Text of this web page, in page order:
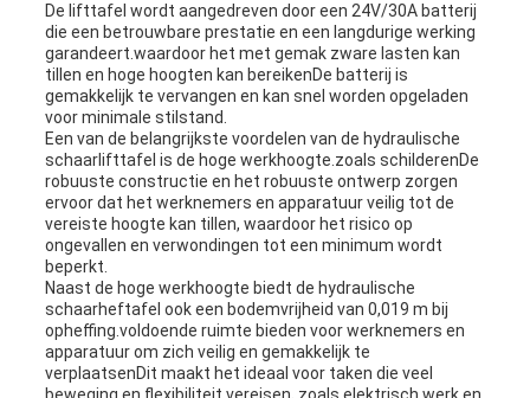
De lifttafel wordt aangedreven door een 24V/30A batterij
die een betrouwbare prestatie en een langdurige werking
garandeert.waardoor het met gemak zware lasten kan
tillen en hoge hoogten kan bereikenDe batterij is
gemakkelijk te vervangen en kan snel worden opgeladen
voor minimale stilstand.
Een van de belangrijkste voordelen van de hydraulische
schaarlifttafel is de hoge werkhoogte.zoals schilderenDe
robuuste constructie en het robuuste ontwerp zorgen
ervoor dat het werknemers en apparatuur veilig tot de
vereiste hoogte kan tillen, waardoor het risico op
ongevallen en verwondingen tot een minimum wordt
beperkt.
Naast de hoge werkhoogte biedt de hydraulische
schaarheftafel ook een bodemvrijheid van 0,019 m bij
opheffing.voldoende ruimte bieden voor werknemers en
apparatuur om zich veilig en gemakkelijk te
verplaatsenDit maakt het ideaal voor taken die veel